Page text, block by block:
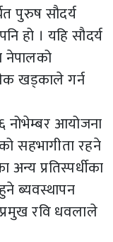
पुरुष सौदर्य
हो । यहि सौदर्य
नेपालको
खड्काले गर्न
नोभेम्बर आयोजना
सहभागीता रहने
प्रतिस्पर्धीका
ब्यवस्थापन
रवि धवलाले